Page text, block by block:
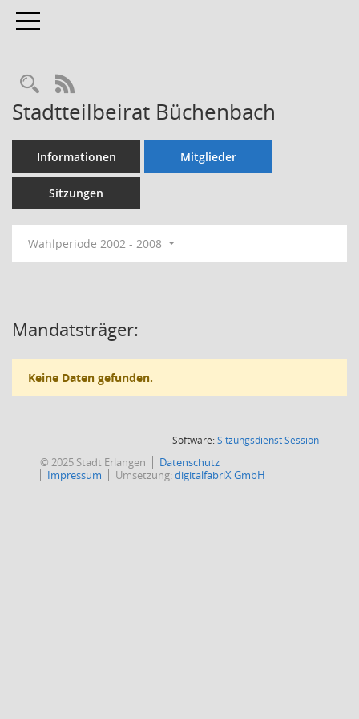
Toggle navigation
Rechercheauswahl
RSS-Feed
Stadtteilbeirat Büchenbach
Informationen Mitglieder
Sitzungen
Wahlperiode 2002 - 2008
Mandatsträger:
Keine Daten gefunden.
Software:SitzungsdienstSession(Wird in
© 2025 Stadt Erlangen
Datenschutz
Impressum
Umsetzung:digitalfabriX GmbH